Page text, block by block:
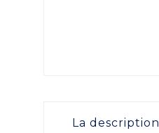
La description